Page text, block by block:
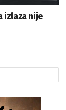
izlaza nije